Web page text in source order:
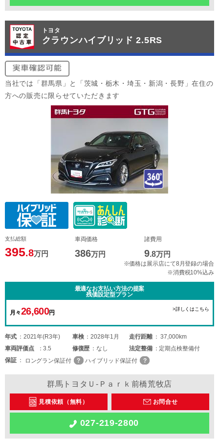
トヨタ
クラウンハイブリッド 2.5RS
当社では「群馬県」と「茨城・栃木・埼玉・新潟・長野」在住の
方への販売に限らせていただきます
支払総額
395.8万円
車両価格
386万円
諸費用
9.8万円
※価格は展示店にて8月登録の場合
※消費税10%込み
最適なお支払い方法の提案
残価設定型プラン
月々26,600円
>詳しくはこちら
年式 2021年(R3年) 車検 2028年1月 走行距離
37,000km
車両評価点 3.5 修復歴 なし 法定整備
定期点検整備付
保証
ロングラン保証付 ハイブリッド保証付
群馬トヨタＵ-Ｐａｒｋ前橋荒牧店
見積依頼（無料） お問合せ
027-219-2800